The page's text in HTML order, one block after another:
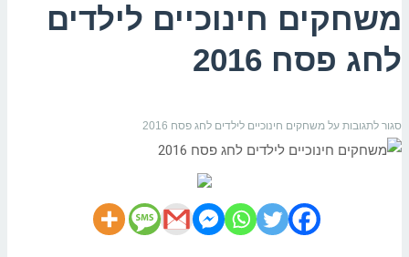
משחקים חינוכיים לילדים
לחג פסח 2016
סגור לתגובות על משחקים חינוכיים לילדים לחג פסח 2016